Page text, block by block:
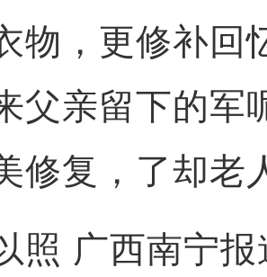
物，更修补回
父亲留下的军
修复，了却老
广西南宁报